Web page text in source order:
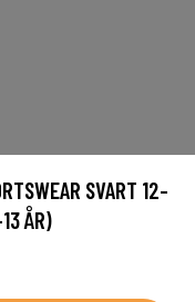
SVART 12-
ÅR)